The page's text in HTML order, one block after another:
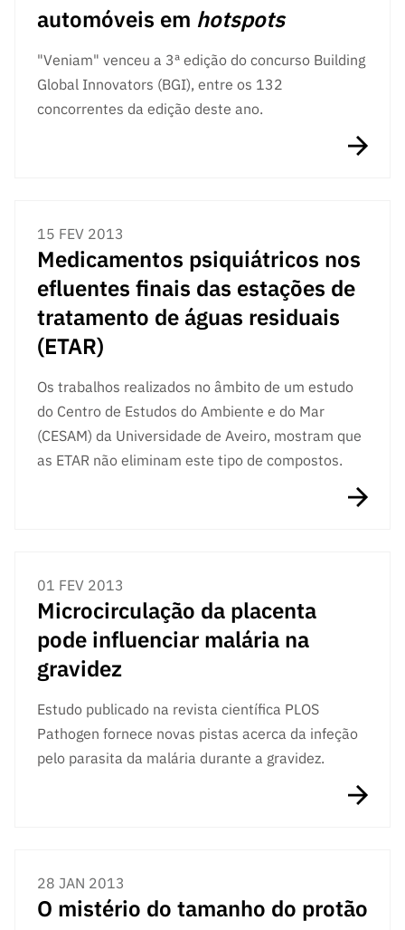
ções de
digitais da
s
Apoios
PRR –
“Ciência +
Capacitaç
ão”
automóveis em hotspots
"Veniam" venceu a 3ª edição do concurso Building
Global Innovators (BGI), entre os 132
concorrentes da edição deste ano.
15 FEV 2013
Medicamentos psiquiátricos nos
efluentes finais das estações de
tratamento de águas residuais
(ETAR)
Os trabalhos realizados no âmbito de um estudo
do Centro de Estudos do Ambiente e do Mar
(CESAM) da Universidade de Aveiro, mostram que
as ETAR não eliminam este tipo de compostos.
01 FEV 2013
Microcirculação da placenta
pode influenciar malária na
gravidez
Estudo publicado na revista científica PLOS
Pathogen fornece novas pistas acerca da infeção
pelo parasita da malária durante a gravidez.
28 JAN 2013
O mistério do tamanho do protão